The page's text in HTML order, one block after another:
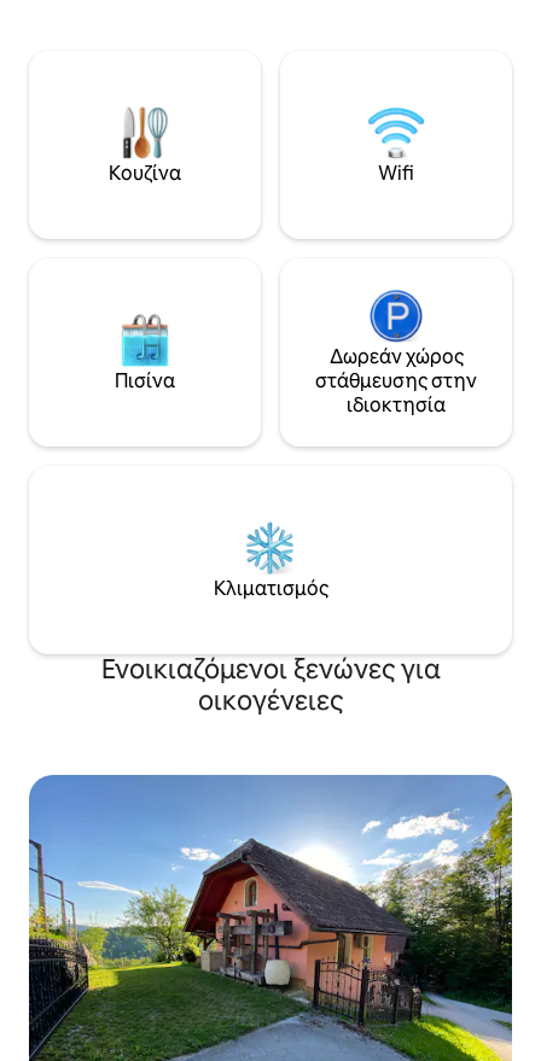
τοποθεσία: Βρίσκεται λιγότερο από 1
χιλιόμετρο από την παραλία Grajska
και 1,5 χιλιόμετρα από το κάστρο Bled,
34 χιλιόμετρα από το αεροδρόμιο
Hall Bled και το Adventure Mini Golf
ακόμη και με τα πόδια.
βάση για να
παρθένα φύση
Κουζίνα Wifi
Πισίνα
Δωρεάν χώρος
στάθμευσης στην
ιδιοκτησία
Κλιματισμός
Ενοικιαζόμενοι ξενώνες για
οικογένειες